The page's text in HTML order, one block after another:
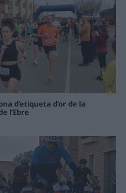
d’etiqueta d’or de la
l’Ebre